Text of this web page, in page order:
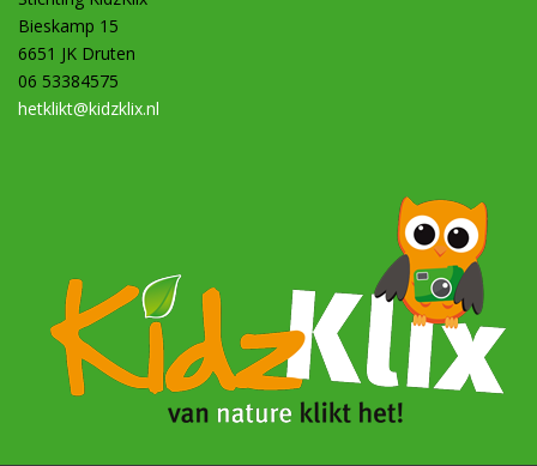
Bieskamp 15
6651 JK Druten
06 53384575
hetklikt@kidzklix.nl